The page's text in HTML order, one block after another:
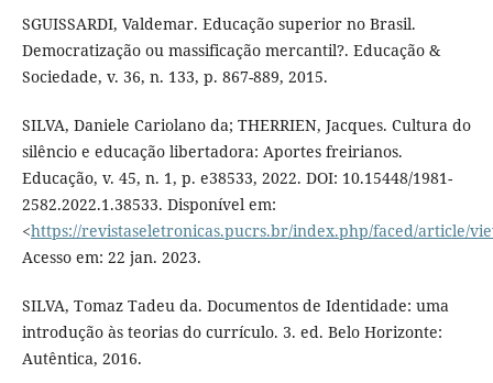
SGUISSARDI, Valdemar. Educação superior no Brasil.
Democratização ou massificação mercantil?. Educação &
Sociedade, v. 36, n. 133, p. 867-889, 2015.
SILVA, Daniele Cariolano da; THERRIEN, Jacques. Cultura do
silêncio e educação libertadora: Aportes freirianos.
Educação, v. 45, n. 1, p. e38533, 2022. DOI: 10.15448/1981-
2582.2022.1.38533. Disponível em:
<https://revistaseletronicas.pucrs.br/index.php/faced/article/
Acesso em: 22 jan. 2023.
SILVA, Tomaz Tadeu da. Documentos de Identidade: uma
introdução às teorias do currículo. 3. ed. Belo Horizonte:
Autêntica, 2016.